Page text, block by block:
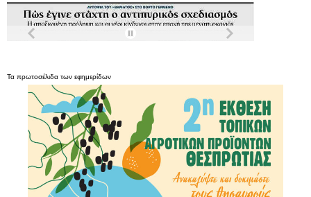
Τα πρωτοσέλιδα των εφημερίδων